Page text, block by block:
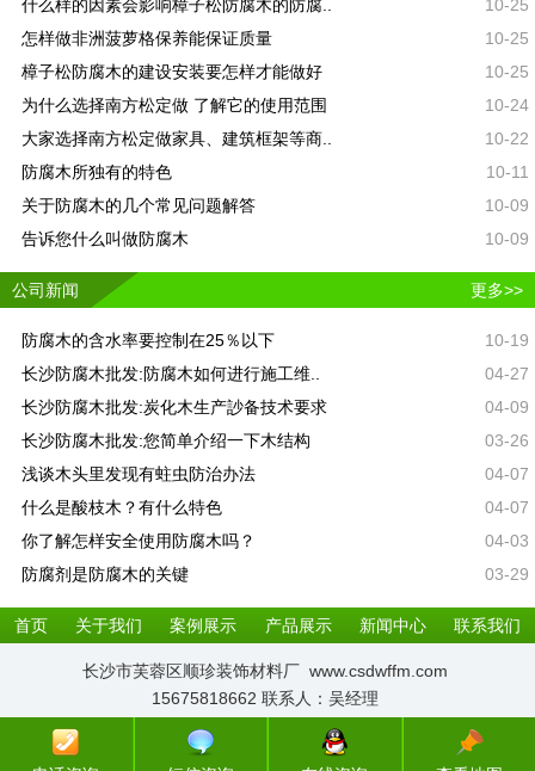
什么样的因素会影响樟子松防腐木的防腐..
10-25
怎样做非洲菠萝格保养能保证质量
10-25
樟子松防腐木的建设安装要怎样才能做好
10-25
为什么选择南方松定做 了解它的使用范围
10-24
大家选择南方松定做家具、建筑框架等商..
10-22
防腐木所独有的特色
10-11
关于防腐木的几个常见问题解答
10-09
告诉您什么叫做防腐木
10-09
公司新闻 更多>>
防腐木的含水率要控制在25％以下
10-19
长沙防腐木批发:防腐木如何进行施工维..
04-27
长沙防腐木批发:炭化木生产訬备技术要求
04-09
长沙防腐木批发:您简单介绍一下木结构
03-26
浅谈木头里发现有蛀虫防治办法
04-07
什么是酸枝木？有什么特色
04-07
你了解怎样安全使用防腐木吗？
04-03
防腐剂是防腐木的关键
03-29
首页 关于我们 案例展示 产品展示 新闻中心 联系我们
长沙市芙蓉区顺珍装饰材料厂 www.csdwffm.com
15675818662 联系人：吴经理